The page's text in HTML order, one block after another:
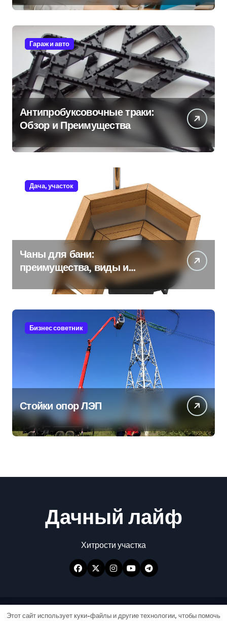
Гараж и авто
Антипробуксовочные траки:
Обзор и Преимущества
Дача, участок
Чаны для бани:
преимущества, виды и
особенности использования
Бизнес советник
Стойки опор ЛЭП
Дачный лайф
Хитрости участка
Авторские права © Все права защищены|
Этот сайт использует куки-файлы и другие технологии, чтобы помочь